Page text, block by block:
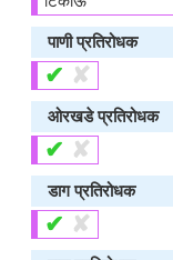
पाणी प्रतिरोधक
✔ ✘
ओरखडे प्रतिरोधक
✔ ✘
डाग प्रतिरोधक
✔ ✘